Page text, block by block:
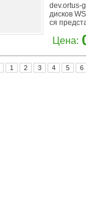
dev.ortus-
дисков
ся
Цена:
1 2 3 4 5 6